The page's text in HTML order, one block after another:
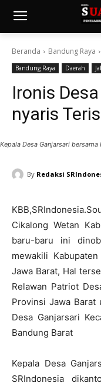
Beranda Bandung Raya
Bandung Raya Daerah
Ironis
nyaris
Kepala Desa Ganjarsari bersama
By Redaksi
Cikalong Wetan
baru-baru ini
mewakili
Jawa Barat, Hal
Relawan Patriot
Provinsi Jawa Barat
Desa Ganjarsari
Bandung Barat
Kepala Desa
SRIndonesia